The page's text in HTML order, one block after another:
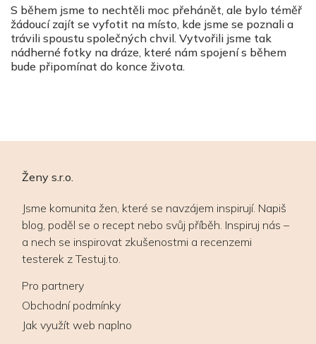
S během jsme to nechtěli moc přehánět, ale bylo téměř
žádoucí zajít se vyfotit na místo, kde jsme se poznali a
trávili spoustu společných chvil. Vytvořili jsme tak
nádherné fotky na dráze, které nám spojení s během
bude připomínat do konce života.
Ženy s.r.o.
Jsme komunita žen, které se navzájem inspirují. Napiš
blog, poděl se o recept nebo svůj příběh. Inspiruj nás –
a nech se inspirovat zkušenostmi a recenzemi
testerek z Testuj.to.
Pro partnery
Obchodní podmínky
Jak využít web naplno